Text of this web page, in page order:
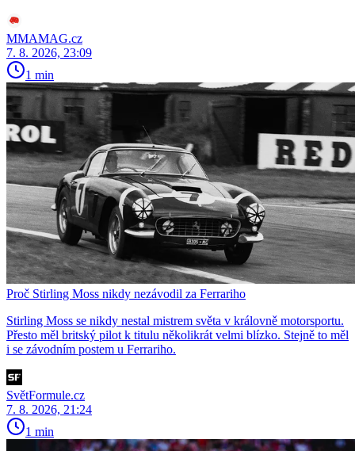
MMAMAG.cz
7. 8. 2026, 23:09
1 min
Proč Stirling Moss nikdy nezávodil za Ferrariho
Stirling Moss se nikdy nestal mistrem světa v královně motorsportu.
Přesto měl britský pilot k titulu několikrát velmi blízko. Stejně to měl
i se závodním postem u Ferrariho.
SvětFormule.cz
7. 8. 2026, 21:24
1 min